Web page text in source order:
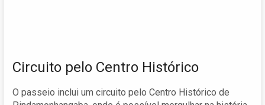
Circuito pelo Centro Histórico
O passeio inclui um circuito pelo Centro Histórico de